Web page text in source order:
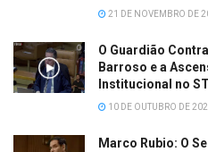
21 DE NOVEMBRO DE
O Guardião
Barroso e a
Institucional no
10 DE OUTUBRO DE
Marco Rubio: O